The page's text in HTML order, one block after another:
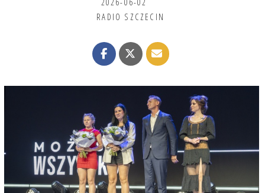
RADIO SZCZECIN